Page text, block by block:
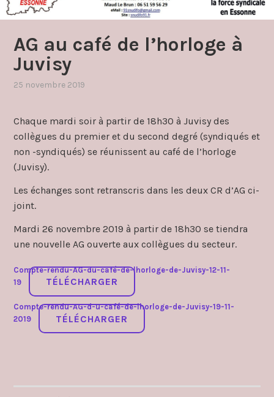
AG au café de l’horloge à
Juvisy
25 novembre 2019
grèves
et
manifestations
Chaque mardi soir à partir de 18h30 à Juvisy des
collègues du premier et du second degré (syndiqués et
non -syndiqués) se réunissent au café de l’horloge
(Juvisy).
Les échanges sont retranscris dans les deux CR d’AG ci-
joint.
Mardi 26 novembre 2019 à partir de 18h30 se tiendra
une nouvelle AG ouverte aux collègues du secteur.
Compte-rendu-AG-du-café-de-lhorloge-de-Juvisy-12-11-
19
TÉLÉCHARGER
Compte-rendu-AG-d-u-café-de-lhorloge-de-Juvisy-19-11-
2019
TÉLÉCHARGER